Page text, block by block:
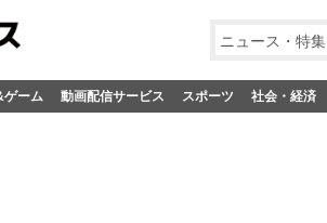
ニュース・特集
ゲーム 動画配信サービス スポーツ 社会・経済